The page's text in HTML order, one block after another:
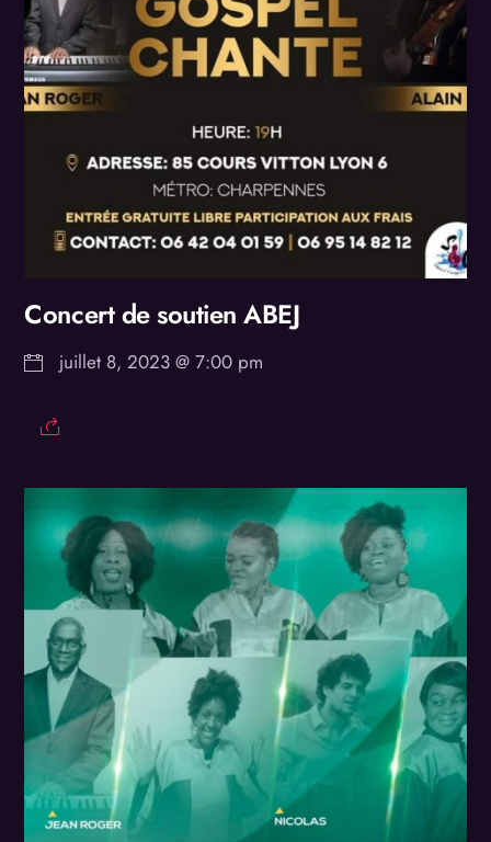
Concert de soutien ABEJ
juillet 8, 2023 @ 7:00 pm